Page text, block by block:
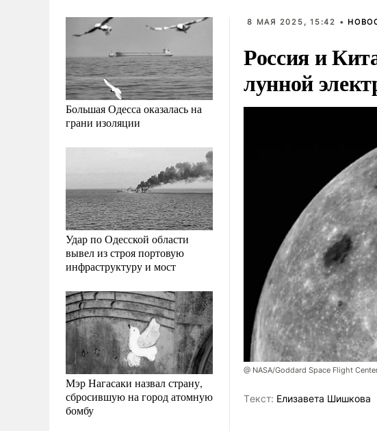
Большая Одесса оказалась на
грани изоляции
Удар по Одесской области
вывел из строя портовую
инфраструктуру и мост
Мэр Нагасаки назвал страну,
сбросившую на город атомную
бомбу
8 МАЯ 2025, 15:42 •
Россия и
лунной
@ NASA/Goddard Space Flight
Tекст: Елизавета Шишкова